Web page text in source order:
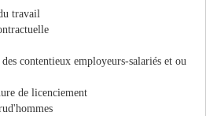
travail
contentieux employeurs-salariés et ou
de licenciement